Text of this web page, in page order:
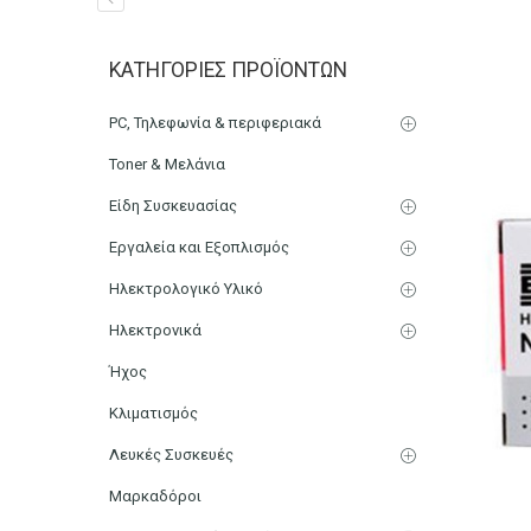
Αποσυρραπτική μηχανή
ΚΑΤΗΓΟΡΊΕΣ ΠΡΟΪΌΝΤΩΝ
PC, Τηλεφωνία & περιφεριακά
Toner & Μελάνια
Είδη Συσκευασίας
Εργαλεία και Εξοπλισμός
Ηλεκτρολογικό Υλικό
Ηλεκτρονικά
Ήχος
Κλιματισμός
Λευκές Συσκευές
Μαρκαδόροι